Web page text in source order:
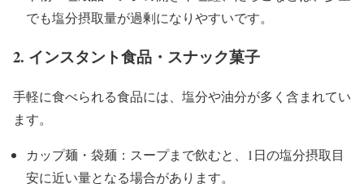
でも塩分摂取量が過剰になりやすいです。
2. インスタント食品・スナック菓子
手軽に食べられる食品には、塩分や油分が多く含まれてい
ます。
カップ麺・袋麺：スープまで飲むと、1日の塩分摂取目
安に近い量となる場合があります。